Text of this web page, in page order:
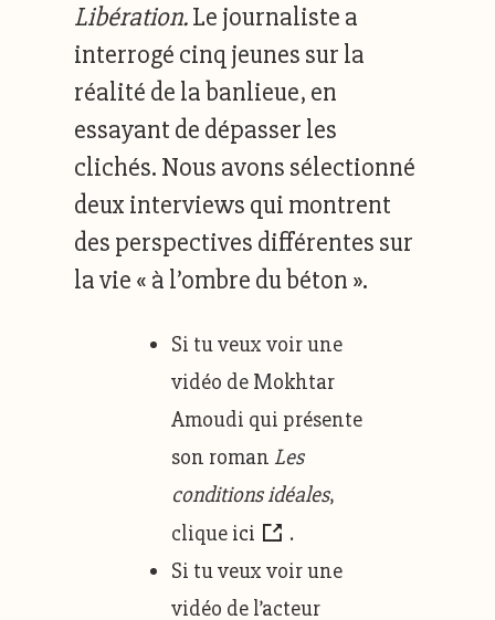
Libération.Le journaliste a
interrogé cinq jeunes sur la
réalité de la banlieue, en
essayant de dépasser les
clichés. Nous avons sélectionné
deux interviews qui montrent
des perspectives différentes sur
la vie « à l’ombre du béton ».
Si tu veux voir une
vidéo de Mokhtar
Amoudi qui présente
son romanLes
conditions idéales,
clique ici
.
Si tu veux voir une
vidéo de l’acteur